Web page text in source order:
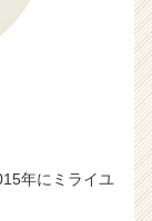
年にミライユ